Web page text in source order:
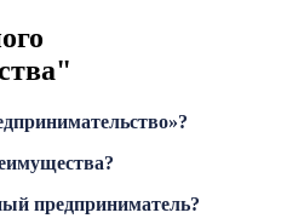
предприниматель?